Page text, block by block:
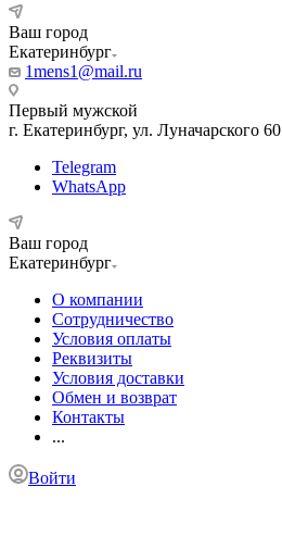
Ваш город
Екатеринбург
1mens1@mail.ru
Первый мужской
г. Екатеринбург, ул. Луначарского 60
Telegram
WhatsApp
Ваш город
Екатеринбург
О компании
Сотрудничество
Условия оплаты
Реквизиты
Условия доставки
Обмен и возврат
Контакты
...
Войти